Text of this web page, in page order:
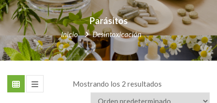
Parásitos
Inicio Desintoxicación
Mostrando los 2 resultados